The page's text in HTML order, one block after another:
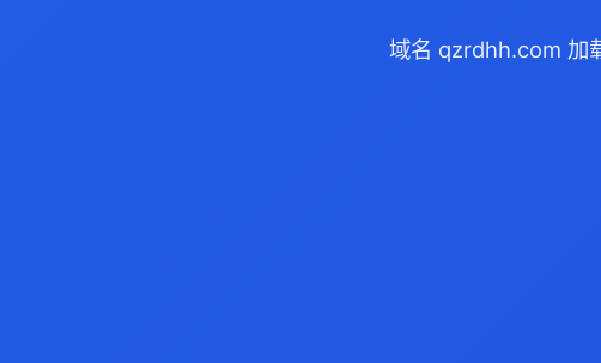
域名 qzrdhh.com 加